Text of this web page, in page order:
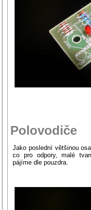
Polovodiče
Jako poslední většinou
co pro odpory, malé
pájíme dle pouzdra.